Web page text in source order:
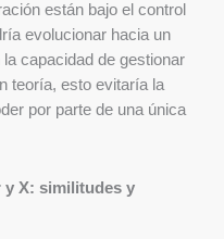
están bajo el control
evolucionar hacia un
capacidad de gestionar
teoría, esto evitaría la
por parte de una única
y X: similitudes y